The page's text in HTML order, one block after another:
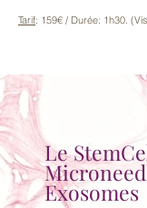
Tarif: 159€ / Durée: 1h30.
Le
Exosomes